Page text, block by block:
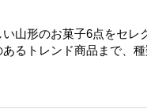
山形のお菓子6点をセレ
るトレンド商品まで、種